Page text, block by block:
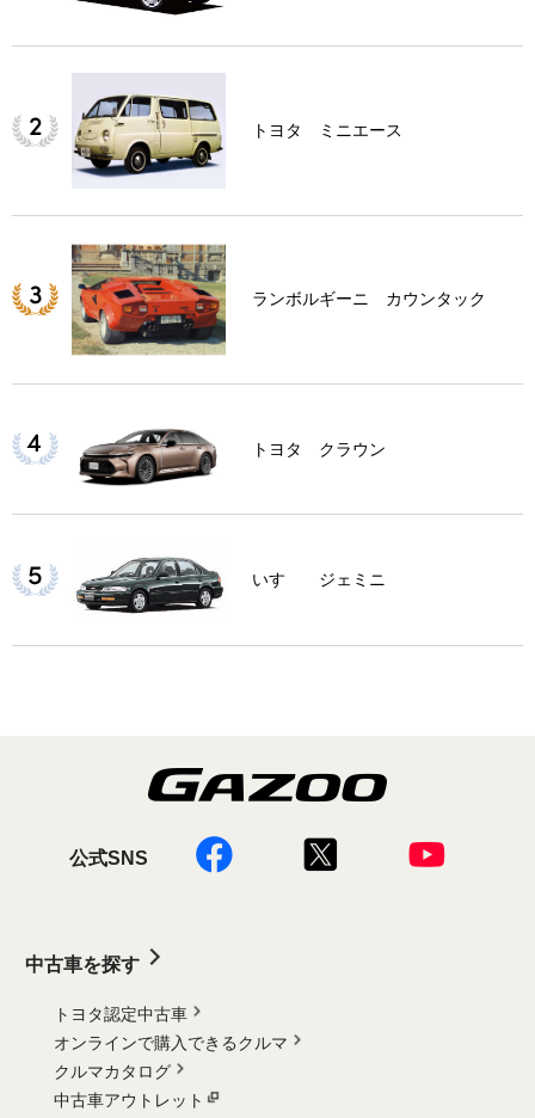
トヨタ ミニエース
ランボルギーニ カウンタック
トヨタ クラウン
いすゞ ジェミニ
公式SNS
中古車を探す
トヨタ認定中古車
オンラインで購入できるクルマ
クルマカタログ
中古車アウトレット